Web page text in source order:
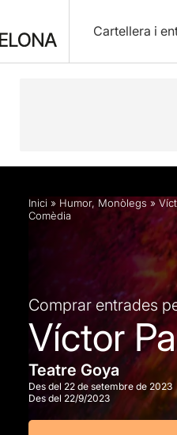
Cartellera i
Descripció Horaris Fitxa
Inici » Humor, Monòlegs »
Comèdia
Comprar entrades
Víctor
Teatre Goya
Des del 22 de setembre de 2023
Des del 22/9/2023